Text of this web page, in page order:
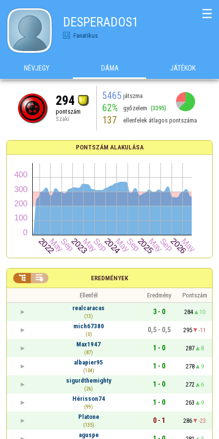
DESPERADOS1
Fanatikus
☰
NÉVJEGY DÁMA JÁTÉKOK
294
pontszám
Szaki
5465 játszma
62% győzelem (3395)
137 ellenfelek átlagos pontszáma
PONTSZÁM ALAKULÁSA
EREDMÉNYEK
 
Ellenfél Eredmény
Pontszám
realcaracas
(13)
3 - 0 284
10
mich67380
(0)
0,5 - 0,5 295
-11
Max1947
(87)
1 - 0 287
8
albapier95
(104)
1 - 0 278
9
sigurdthemighty
(26)
1 - 0 272
6
Hérisson74
(99)
1 - 0 263
9
Platone
(135)
0 - 1 286
-23
aguspe